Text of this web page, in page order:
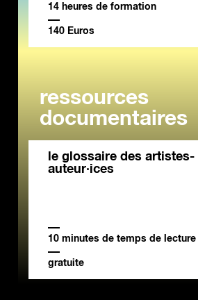
14 heures de formation
140 Euros
ressources
documentaires
le glossaire des artistes-
auteur·ices
10 minutes de temps de lecture
gratuite